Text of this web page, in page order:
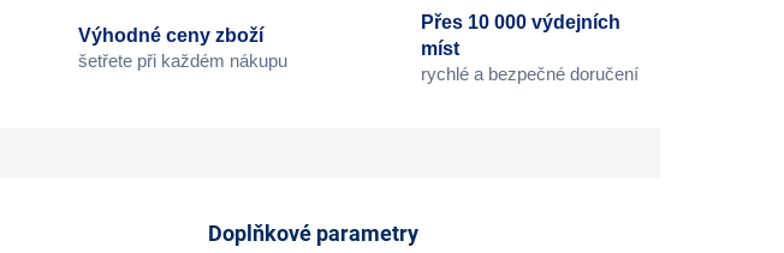
Výhodné ceny zboží
šetřete při každém nákupu
Přes 10 000 výdejních
míst
rychlé a bezpečné doručení
Doplňkové parametry